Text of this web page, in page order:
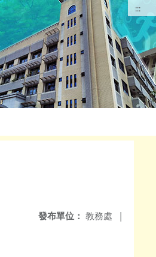
:::
發布單位： 教務處 |